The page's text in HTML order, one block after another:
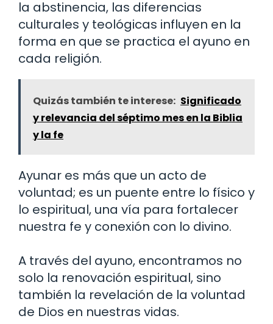
la abstinencia, las diferencias
culturales y teológicas influyen en la
forma en que se practica el ayuno en
cada religión.
Quizás también te interese: Significado
y relevancia del séptimo mes en la Biblia
y la fe
Ayunar es más que un acto de
voluntad; es un puente entre lo físico y
lo espiritual, una vía para fortalecer
nuestra fe y conexión con lo divino.
A través del ayuno, encontramos no
solo la renovación espiritual, sino
también la revelación de la voluntad
de Dios en nuestras vidas.